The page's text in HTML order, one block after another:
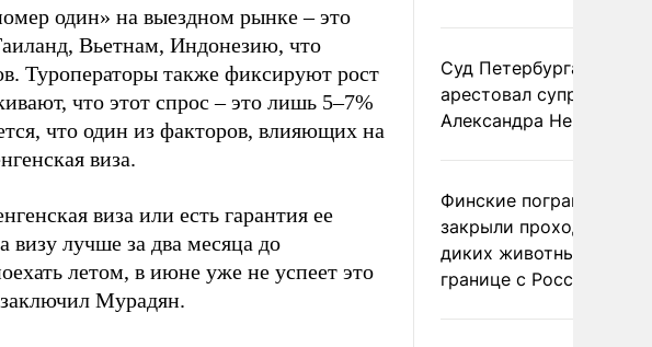
один» на выездном рынке – это
Вьетнам, Индонезию, что
Туроператоры также фиксируют рост
что этот спрос – это лишь 5–7%
что один из факторов, влияющих на
виза.
виза или есть гарантия ее
визу лучше за два месяца до
летом, в июне уже не успеет это
заключил Мурадян.
Суд Петербурга заочно
арестовал супругу
Александра Невзорова
Финские пограничники
закрыли проходы для
диких животных на
границе с Россией